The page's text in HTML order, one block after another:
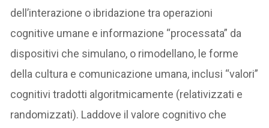
dell’interazione o ibridazione tra operazioni
cognitive umane e informazione “processata” da
dispositivi che simulano, o rimodellano, le forme
della cultura e comunicazione umana, inclusi “valori”
cognitivi tradotti algoritmicamente (relativizzati e
randomizzati). Laddove il valore cognitivo che